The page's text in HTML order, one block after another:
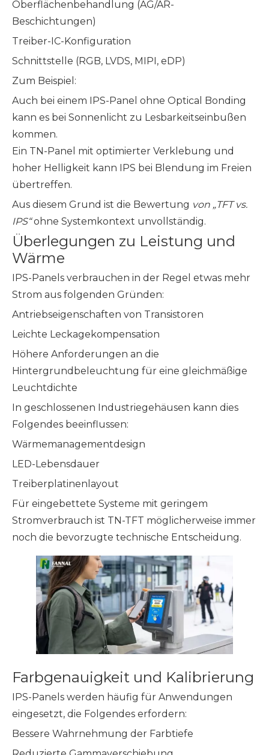
Oberflächenbehandlung (AG/AR-
Beschichtungen)
Treiber-IC-Konfiguration
Schnittstelle (RGB, LVDS, MIPI, eDP)
Zum Beispiel:
Auch bei einem IPS-Panel ohne Optical Bonding
kann es bei Sonnenlicht zu Lesbarkeitseinbußen
kommen.
Ein TN-Panel mit optimierter Verklebung und
hoher Helligkeit kann IPS bei Blendung im Freien
übertreffen.
Aus diesem Grund ist die Bewertung von „TFT vs.
IPS“ohne Systemkontext unvollständig.
Überlegungen zu Leistung und
Wärme
IPS-Panels verbrauchen in der Regel etwas mehr
Strom aus folgenden Gründen:
Antriebseigenschaften von Transistoren
Leichte Leckagekompensation
Höhere Anforderungen an die
Hintergrundbeleuchtung für eine gleichmäßige
Leuchtdichte
In geschlossenen Industriegehäusen kann dies
Folgendes beeinflussen:
Wärmemanagementdesign
LED-Lebensdauer
Treiberplatinenlayout
Für eingebettete Systeme mit geringem
Stromverbrauch ist TN-TFT möglicherweise immer
noch die bevorzugte technische Entscheidung.
Farbgenauigkeit und Kalibrierung
IPS-Panels werden häufig für Anwendungen
eingesetzt, die Folgendes erfordern:
Bessere Wahrnehmung der Farbtiefe